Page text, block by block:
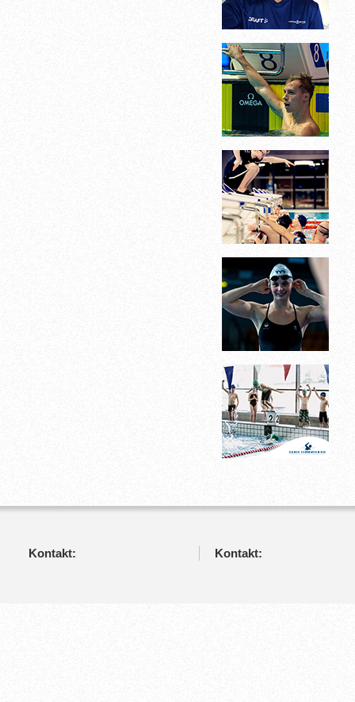
Kontakt: Kontakt: